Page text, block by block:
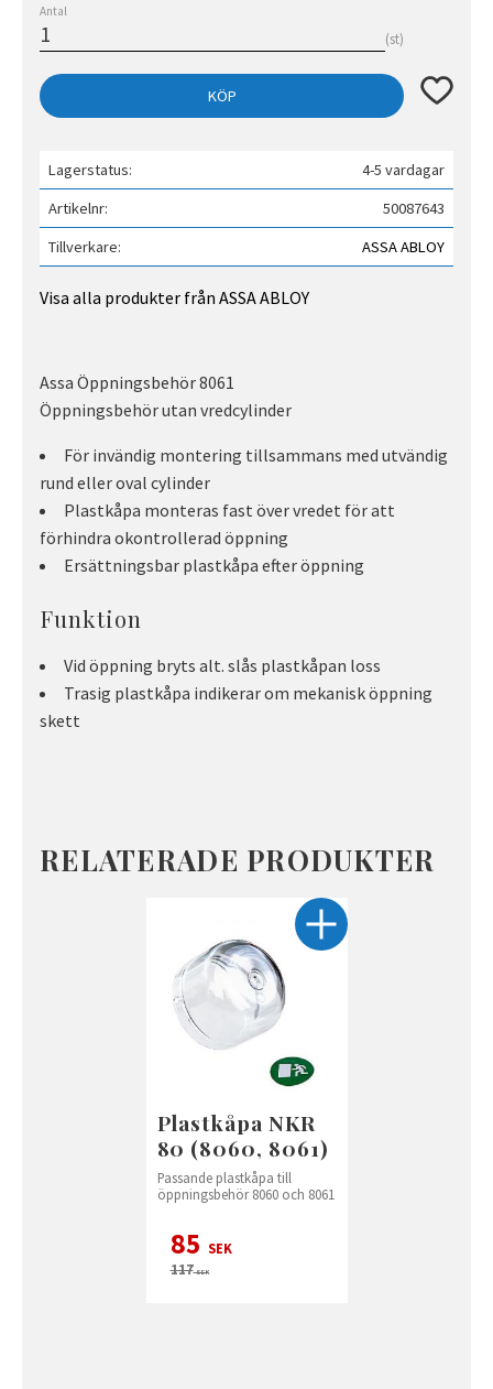
Antal
st
KÖP Lägg till
Lagerstatus
4-5 vardagar
Artikelnr
50087643
Tillverkare
ASSA ABLOY
Visa alla produkter från ASSA ABLOY
Assa Öppningsbehör 8061
Öppningsbehör utan vredcylinder
För invändig montering tillsammans med utvändig
rund eller oval cylinder
Plastkåpa monteras fast över vredet för att
förhindra okontrollerad öppning
Ersättningsbar plastkåpa efter öppning
Funktion
Vid öppning bryts alt. slås plastkåpan loss
Trasig plastkåpa indikerar om mekanisk öppning
skett
RELATERADE PRODUKTER
Plastkåpa NKR
80 (8060, 8061)
Passande plastkåpa till
öppningsbehör 8060 och 8061
85 SEK
117SEK